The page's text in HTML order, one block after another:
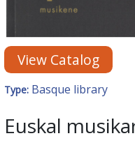
View Catalog
Type: Basque library
Euskal